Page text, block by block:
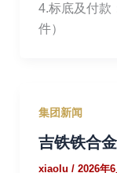
4.标底及付款
件）
集团新闻
吉铁铁合
xiaolu / 2026年6